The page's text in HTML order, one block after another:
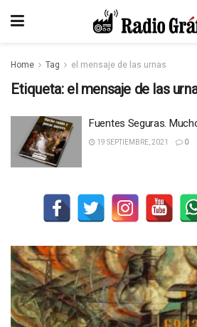
Home Tag el mensaje de las urnas
Etiqueta: el mensaje de las
Fuentes Seguras.
19 SEPTIEMBRE, 2021 0